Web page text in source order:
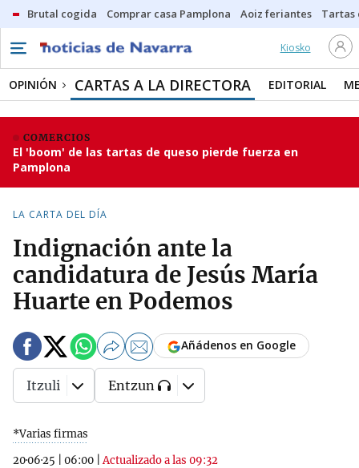
Brutal cogida Comprar casa Pamplona Aoiz feriantes Tartas
Kiosko
OPINIÓN CARTAS A LA DIRECTORA EDITORIAL
COMERCIOS
El 'boom' de las tartas de queso pierde fuerza en
Pamplona
LA CARTA DEL DÍA
Indignación ante la
candidatura de Jesús María
Huarte en Podemos
*Varias firmas
20·06·25
06:00 |Actualizado a las 09:32
Añádenos en Google
Itzuli Entzun